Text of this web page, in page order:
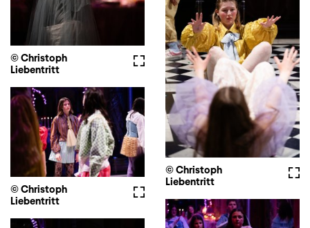
Fullscreen
© Christoph
Liebentritt
© Christoph
Liebentritt
Fullscreen
© Christoph
Liebentritt